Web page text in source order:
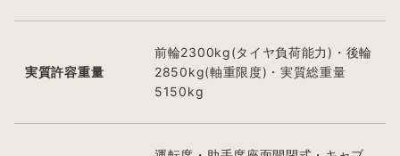
実質許容重量
前輪2300kg(タイヤ負荷能力)・後輪
2850kg(軸重限度)・実質総重量
5150kg